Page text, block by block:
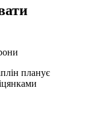
планує